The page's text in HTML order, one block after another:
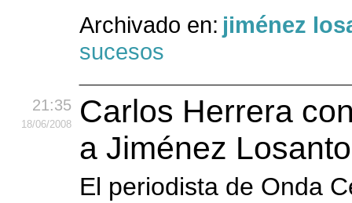
Archivado en: jiménez
sucesos
21:35
18/06/2008
Carlos Herrera
a Jiménez
El periodista de Onda